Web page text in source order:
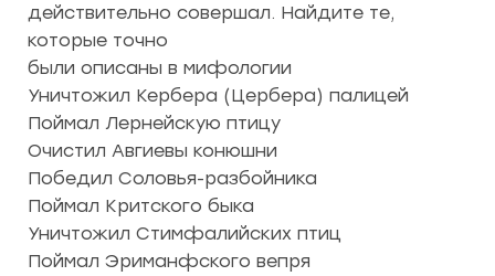
действительно совершал. Найдите те,
которые точно
были описаны в мифологии
Уничтожил Кербера (Цербера) палицей
Поймал Лернейскую птицу
Очистил Авгиевы конюшни
Победил Соловья-разбойника
Поймал Критского быка
Уничтожил Стимфалийских птиц
Поймал Эриманфского вепря